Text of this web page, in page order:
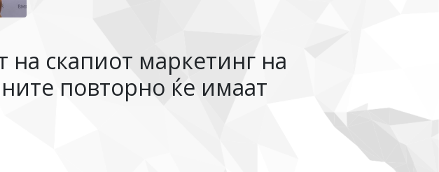
скапиот маркетинг на
повторно ќе имаат